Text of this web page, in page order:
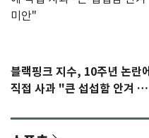
블랙핑크 지수, 10주년 논란에
직접 사과 "큰 섭섭함 안겨 미